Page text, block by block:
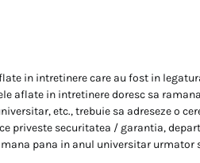
in intretinere care au fost in
aflate in intretinere doresc sa
etc., trebuie sa adreseze o
priveste securitatea / garantia,
pana in anul universitar urmator